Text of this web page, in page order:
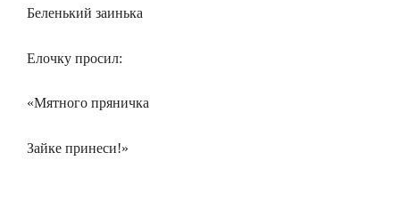
Беленький заинька
Елочку просил:
«Мятного пряничка
Зайке принеси!»